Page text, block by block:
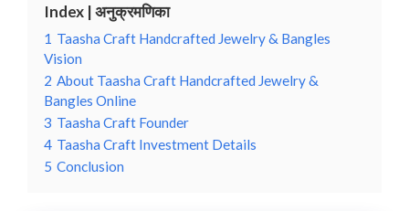
Index | अनुक्रमणिका
1 Taasha Craft Handcrafted Jewelry & Bangles
Vision
2 About Taasha Craft Handcrafted Jewelry &
Bangles Online
3 Taasha Craft Founder
4 Taasha Craft Investment Details
5 Conclusion